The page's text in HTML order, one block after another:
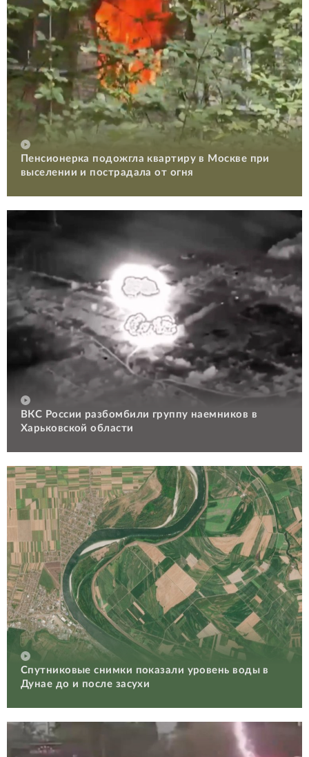
Пенсионерка подожгла квартиру в Москве при
выселении и пострадала от огня
ВКС России разбомбили группу наемников в
Харьковской области
Спутниковые снимки показали уровень воды в
Дунае до и после засухи